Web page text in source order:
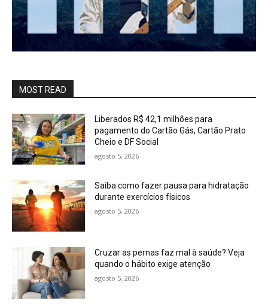
MOST READ
Liberados R$ 42,1 milhões para
pagamento do Cartão Gás, Cartão Prato
Cheio e DF Social
agosto 5, 2026
Saiba como fazer pausa para hidratação
durante exercícios físicos
agosto 5, 2026
Cruzar as pernas faz mal à saúde? Veja
quando o hábito exige atenção
agosto 5, 2026